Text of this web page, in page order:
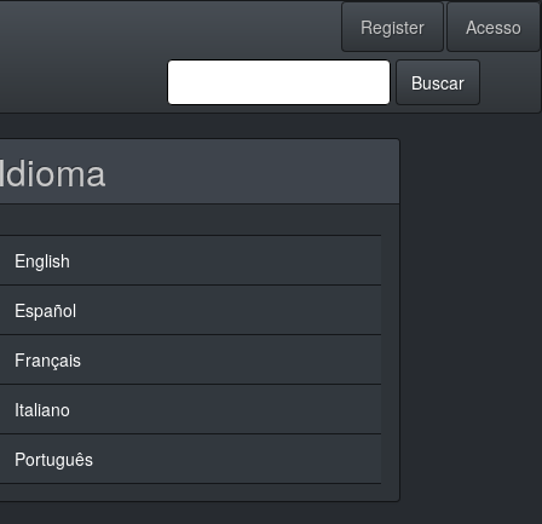
Register Acesso
Buscar
Idioma
English
Español
Français
Italiano
Português